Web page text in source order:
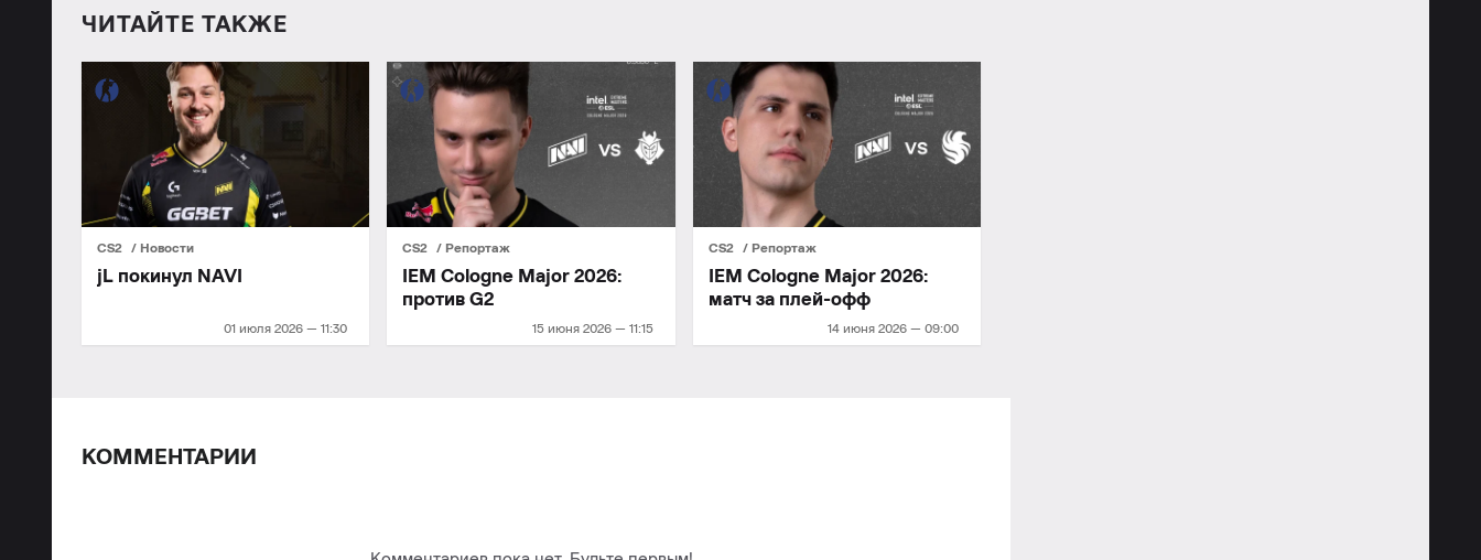
ЧИТАЙТЕ ТАКЖЕ
CS2 Новости
01 июля 2026 — 11:30
jL покинул NAVI
CS2 Репортаж
15 июня 2026 — 11:15
IEM Cologne Major 2026:
против G2
CS2 Репортаж
14 июня 2026 — 09:00
IEM Cologne Major 2026:
матч за плей-офф
КОММЕНТАРИИ